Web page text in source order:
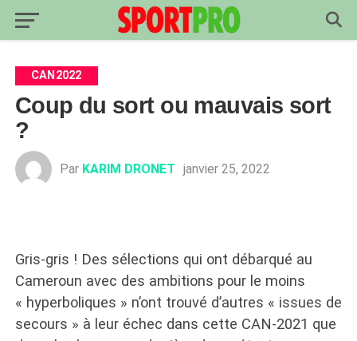
CAN2022
Coup du sort ou mauvais sort
?
Par KARIM DRONET janvier 25, 2022
Gris-gris ! Des sélections qui ont débarqué au
Cameroun avec des ambitions pour le moins
« hyperboliques » n’ont trouvé d’autres « issues de
secours » à leur échec dans cette CAN-2021 que